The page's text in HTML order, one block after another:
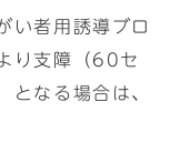
い者用誘導ブロ
り支障（60セ
となる場合は、